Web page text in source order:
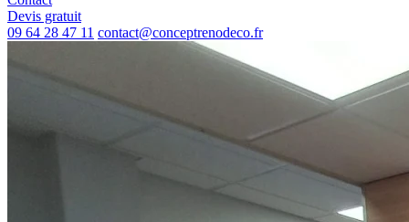
Devis gratuit
09 64 28 47 11 contact@conceptrenodeco.fr